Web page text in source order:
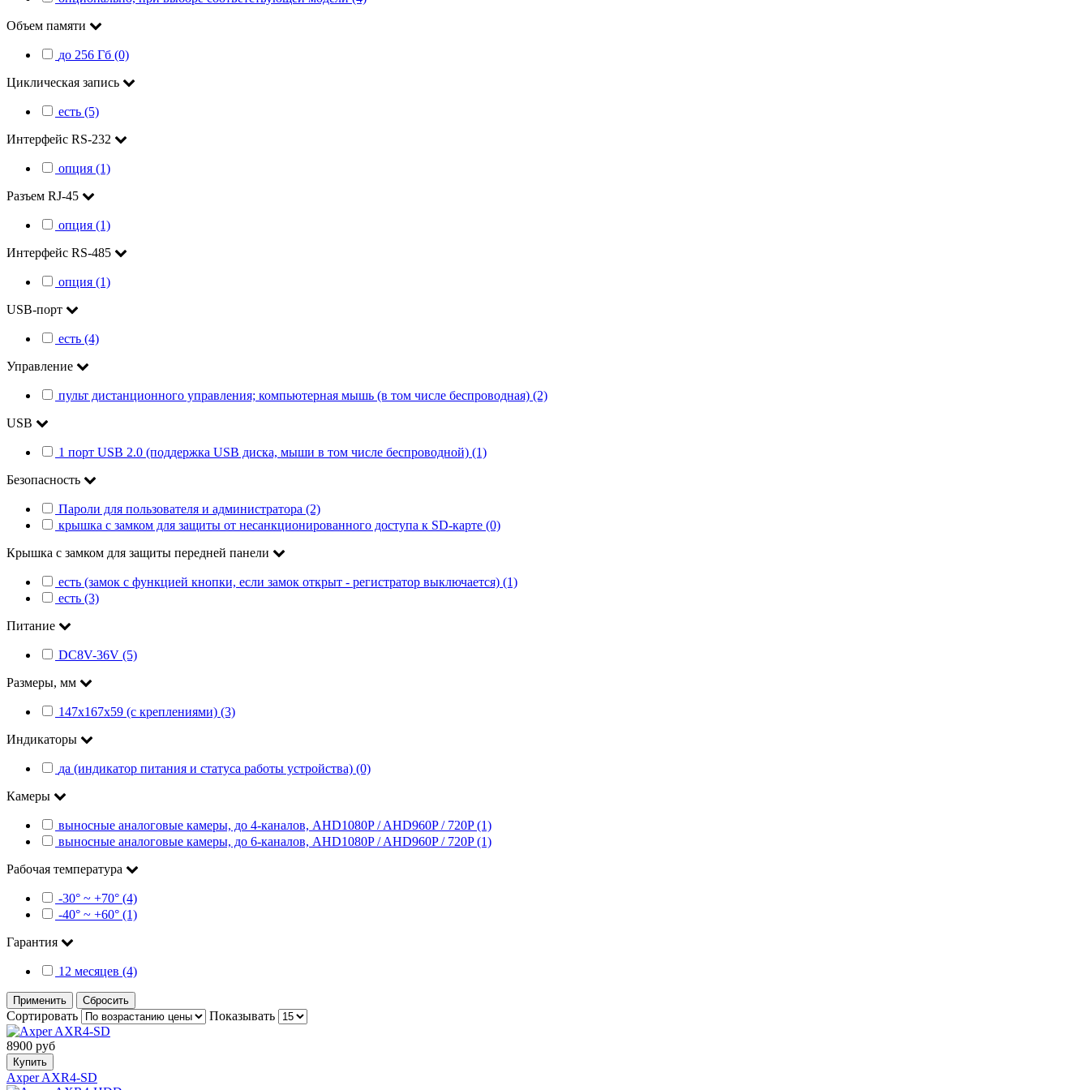
Объем памяти
до 256 Гб (0)
Циклическая запись
есть (5)
Интерфейс RS-232
опция (1)
Разъем RJ-45
опция (1)
Интерфейс RS-485
опция (1)
USB-порт
есть (4)
Управление
пульт дистанционного управления; компьютерная мышь (в том числе беспроводная) (2)
USB
1 порт USB 2.0 (поддержка USB диска, мыши в том числе беспроводной) (1)
Безопасность
Пароли для пользователя и администратора (2)
крышка с замком для защиты от несанкционированного доступа к SD-карте (0)
Крышка с замком для защиты передней панели
есть (замок с функцией кнопки, если замок открыт - регистратор выключается) (1)
есть (3)
Питание
DC8V-36V (5)
Размеры, мм
147х167х59 (с креплениями) (3)
Индикаторы
да (индикатор питания и статуса работы устройства) (0)
Камеры
выносные аналоговые камеры, до 4-каналов, AHD1080P / AHD960P / 720P (1)
выносные аналоговые камеры, до 6-каналов, AHD1080P / AHD960P / 720P (1)
Рабочая температура
-30° ~ +70° (4)
-40° ~ +60° (1)
Гарантия
12 месяцев (4)
Применить Сбросить
Сортировать Показывать
8900 руб
Купить
Axper AXR4-SD